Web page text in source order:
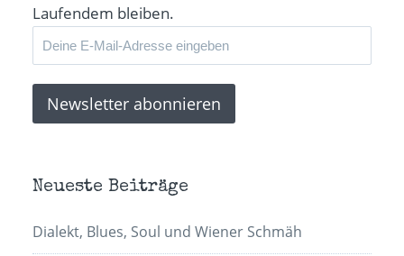
Laufendem bleiben.
Neueste Beiträge
Dialekt, Blues, Soul und Wiener Schmäh